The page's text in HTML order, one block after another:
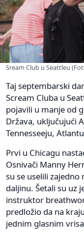
Sream Club u Seattleu
Taj septembarski
Scream Cluba u
pojavili u manje od
Država, uključujući
Tennesseeju,
Prvi u Chicagu
Osnivači Manny
su se uselili zajedno
daljinu. Šetali su uz
instruktor
predložio da na
jednim glasnim